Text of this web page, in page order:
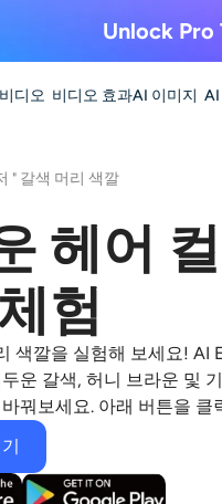
Unlock Pro
디오 비디오 효과AI 이미지 AI
" 갈색 머리 색깔
헤어
험
색깔을 실험해 보세요! AI
운 갈색, 허니 브라운 및
꿔보세요. 아래 버튼을 클